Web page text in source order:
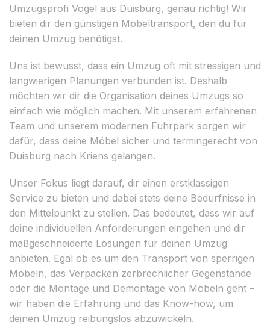
Umzugsprofi Vogel aus Duisburg, genau richtig! Wir
bieten dir den günstigen Möbeltransport, den du für
deinen Umzug benötigst.
Uns ist bewusst, dass ein Umzug oft mit stressigen und
langwierigen Planungen verbunden ist. Deshalb
möchten wir dir die Organisation deines Umzugs so
einfach wie möglich machen. Mit unserem erfahrenen
Team und unserem modernen Fuhrpark sorgen wir
dafür, dass deine Möbel sicher und termingerecht von
Duisburg nach Kriens gelangen.
Unser Fokus liegt darauf, dir einen erstklassigen
Service zu bieten und dabei stets deine Bedürfnisse in
den Mittelpunkt zu stellen. Das bedeutet, dass wir auf
deine individuellen Anforderungen eingehen und dir
maßgeschneiderte Lösungen für deinen Umzug
anbieten. Egal ob es um den Transport von sperrigen
Möbeln, das Verpacken zerbrechlicher Gegenstände
oder die Montage und Demontage von Möbeln geht –
wir haben die Erfahrung und das Know-how, um
deinen Umzug reibungslos abzuwickeln.